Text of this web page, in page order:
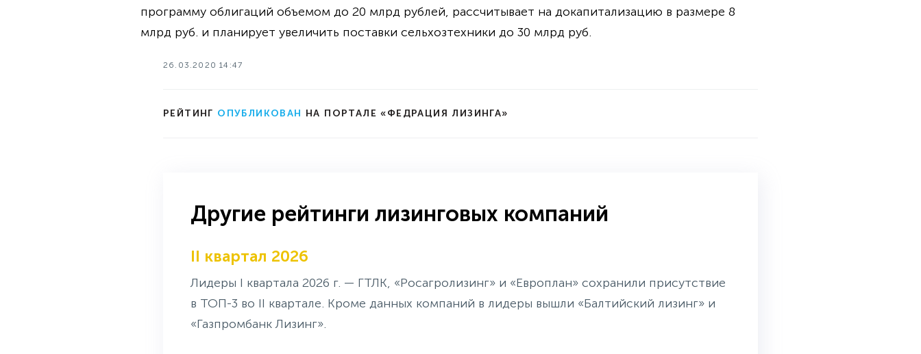
программу облигаций объемом до 20 млрд рублей, рассчитывает на докапитализацию в размере 8
млрд руб. и планирует увеличить поставки сельхозтехники до 30 млрд руб.
26.03.2020 14:47
РЕЙТИНГ ОПУБЛИКОВАН НА ПОРТАЛЕ «ФЕДРАЦИЯ ЛИЗИНГА»
Другие рейтинги лизинговых компаний
II квартал 2026
Лидеры I квартала 2026 г. — ГТЛК, «Росагролизинг» и «Европлан» сохранили присутствие
в ТОП-3 во II квартале. Кроме данных компаний в лидеры вышли «Балтийский лизинг» и
«Газпромбанк Лизинг».